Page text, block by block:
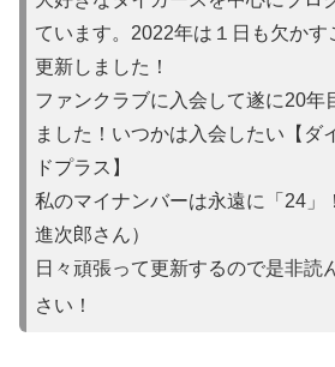
ています。2022年は １日も欠かす
更新しました！
ファンクラブに入会して遂に20年
ました！いつかは入会 したい【ダ
ドプラス】
私のマイナンバーは永遠に「24」
進次郎さん）
日々頑張って更新するので是非読
さい！